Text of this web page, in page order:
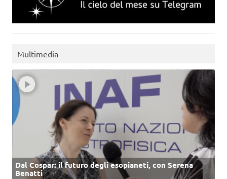
Multimedia
Dal Cospar: il futuro degli esopianeti, con Serena
Benatti